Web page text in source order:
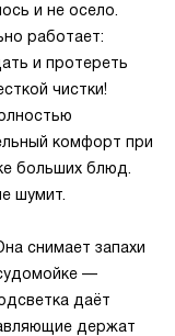
и не осело.
работает:
и протереть
чистки!
комфорт при
больших блюд.
шумит.
снимает запахи
—
даёт
держат